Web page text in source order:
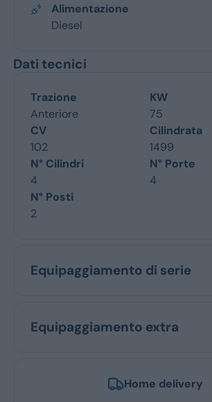
Alimentazione
Diesel
Dati tecnici
Trazione
Anteriore
KW
75
CV
102
Cilindrata
1499
N° Cilindri
4
N° Porte
4
N° Posti
2
Equipaggiamento di serie
Equipaggiamento extra
Home delivery